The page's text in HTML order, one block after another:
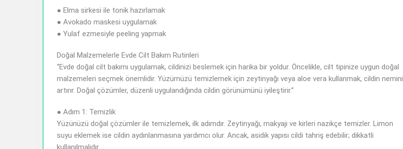
● Elma sirkesi ile tonik hazırlamak
● Avokado maskesi uygulamak
● Yulaf ezmesiyle peeling yapmak
Doğal Malzemelerle Evde Cilt Bakım Rutinleri
“Evde doğal cilt bakımı uygulamak, cildinizi beslemek için harika bir yoldur. Öncelikle, cilt tipinize uygun doğal
malzemeleri seçmek önemlidir. Yüzümüzü temizlemek için zeytinyağı veya aloe vera kullanmak, cildin nemini
artırır. Doğal çözümler, düzenli uygulandığında cildin görünümünü iyileştirir.”
● Adım 1: Temizlik
Yüzünüzü doğal çözümler ile temizlemek, ilk adımdır. Zeytinyağı, makyajı ve kirleri nazikçe temizler. Limon
suyu eklemek ise cildin aydınlanmasına yardımcı olur. Ancak, asidik yapısı cildi tahriş edebilir; dikkatli
kullanılmalıdır.